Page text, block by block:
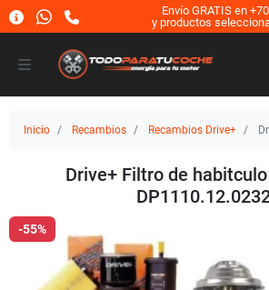
Envío GRATIS en
y productos
Inicio Recambios Recambios Drive+
Drive+ Filtro de
-55%